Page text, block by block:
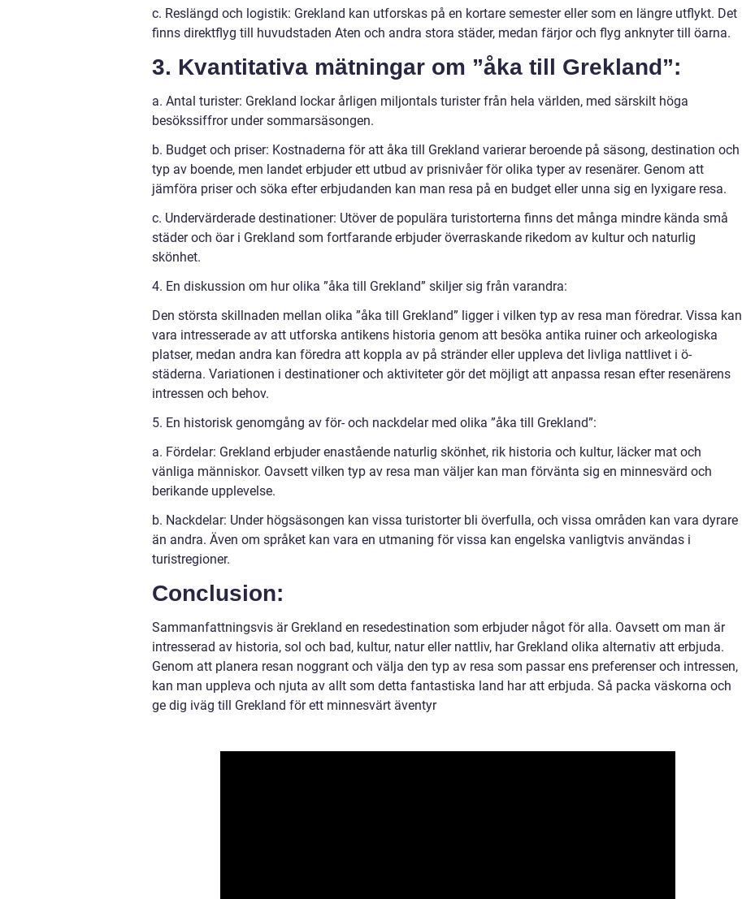
c. Reslängd och logistik: Grekland kan utforskas på en kortare semester eller som en längre utflykt. Det
finns direktflyg till huvudstaden Aten och andra stora städer, medan färjor och flyg anknyter till öarna.
3. Kvantitativa mätningar om ”åka till Grekland”:
a. Antal turister: Grekland lockar årligen miljontals turister från hela världen, med särskilt höga
besökssiffror under sommarsäsongen.
b. Budget och priser: Kostnaderna för att åka till Grekland varierar beroende på säsong, destination och
typ av boende, men landet erbjuder ett utbud av prisnivåer för olika typer av resenärer. Genom att
jämföra priser och söka efter erbjudanden kan man resa på en budget eller unna sig en lyxigare resa.
c. Undervärderade destinationer: Utöver de populära turistorterna finns det många mindre kända små
städer och öar i Grekland som fortfarande erbjuder överraskande rikedom av kultur och naturlig
skönhet.
4. En diskussion om hur olika ”åka till Grekland” skiljer sig från varandra:
Den största skillnaden mellan olika ”åka till Grekland” ligger i vilken typ av resa man föredrar. Vissa kan
vara intresserade av att utforska antikens historia genom att besöka antika ruiner och arkeologiska
platser, medan andra kan föredra att koppla av på stränder eller uppleva det livliga nattlivet i ö-
städerna. Variationen i destinationer och aktiviteter gör det möjligt att anpassa resan efter resenärens
intressen och behov.
5. En historisk genomgång av för- och nackdelar med olika ”åka till Grekland”:
a. Fördelar: Grekland erbjuder enastående naturlig skönhet, rik historia och kultur, läcker mat och
vänliga människor. Oavsett vilken typ av resa man väljer kan man förvänta sig en minnesvärd och
berikande upplevelse.
b. Nackdelar: Under högsäsongen kan vissa turistorter bli överfulla, och vissa områden kan vara dyrare
än andra. Även om språket kan vara en utmaning för vissa kan engelska vanligtvis användas i
turistregioner.
Conclusion:
Sammanfattningsvis är Grekland en resedestination som erbjuder något för alla. Oavsett om man är
intresserad av historia, sol och bad, kultur, natur eller nattliv, har Grekland olika alternativ att erbjuda.
Genom att planera resan noggrant och välja den typ av resa som passar ens preferenser och intressen,
kan man uppleva och njuta av allt som detta fantastiska land har att erbjuda. Så packa väskorna och
ge dig iväg till Grekland för ett minnesvärt äventyr